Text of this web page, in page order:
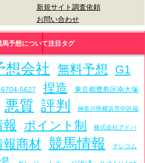
新規サイト調査依頼
お問い合わせ
馬予想について注目タグ
想会社 無料予想 G1
5627 捏造 東京都豊島区南大塚
悪質 評判 神奈川県横浜市中区福
ポイント制 株式会社アドバ
報商材 競馬情報 テレコム